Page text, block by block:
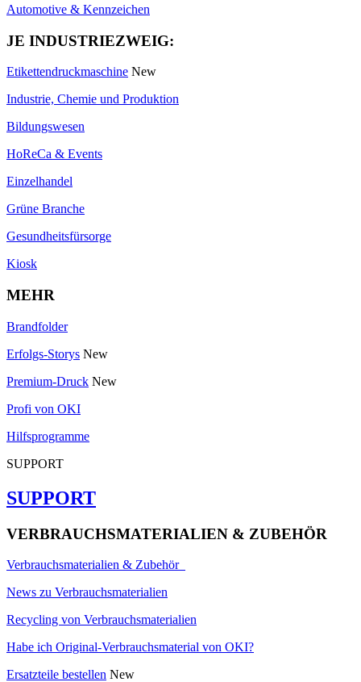
Automotive & Kennzeichen
JE INDUSTRIEZWEIG:
Etikettendruckmaschine New
Industrie, Chemie und Produktion
Bildungswesen
HoReCa & Events
Einzelhandel
Grüne Branche
Gesundheitsfürsorge
Kiosk
MEHR
Brandfolder
Erfolgs-Storys New
Premium-Druck New
Profi von OKI
Hilfsprogramme
SUPPORT
SUPPORT
VERBRAUCHSMATERIALIEN & ZUBEHÖR
Verbrauchsmaterialien & Zubehör
News zu Verbrauchsmaterialien
Recycling von Verbrauchsmaterialien
Habe ich Original-Verbrauchsmaterial von OKI?
Ersatzteile bestellen New